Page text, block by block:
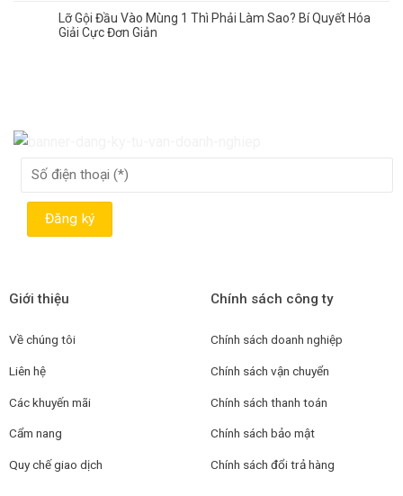
Lỡ Gội Đầu Vào Mùng 1 Thì Phải Làm Sao? Bí Quyết Hóa
Giải Cực Đơn Giản
Giới thiệu
Về chúng tôi
Liên hệ
Các khuyến mãi
Cẩm nang
Quy chế giao dịch
Chính sách công ty
Chính sách doanh nghiệp
Chính sách vận chuyển
Chính sách thanh toán
Chính sách bảo mật
Chính sách đổi trả hàng